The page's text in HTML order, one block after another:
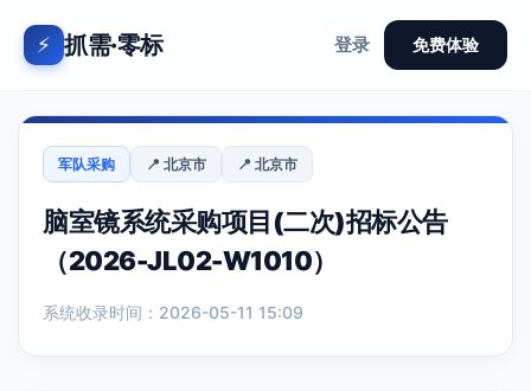
⚡ 抓需·零标 登录 免费体验
军队采购 📍 北京市 📍 北京市
脑室镜系统采购项目(二次)招标公告
（2026-JL02-W1010）
系统收录时间：2026-05-11 15:09